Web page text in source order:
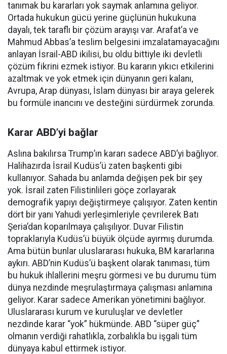
tanımak bu kararları yok saymak anlamına geliyor.
Ortada hukukun gücü yerine güçlünün hukukuna
dayalı, tek taraflı bir çözüm arayışı var. Arafat’a ve
Mahmud Abbas’a teslim belgesini imzalatamayacağını
anlayan İsrail-ABD ikilisi, bu oldu bittiyle iki devletli
çözüm fikrini ezmek istiyor. Bu kararın yıkıcı etkilerini
azaltmak ve yok etmek için dünyanın geri kalanı,
Avrupa, Arap dünyası, İslam dünyası bir araya gelerek
bu formüle inancını ve desteğini sürdürmek zorunda.
Karar ABD’yi bağlar
Aslına bakılırsa Trump’ın kararı sadece ABD’yi bağlıyor.
Halihazırda İsrail Kudüs’ü zaten başkenti gibi
kullanıyor. Sahada bu anlamda değişen pek bir şey
yok. İsrail zaten Filistinlileri göçe zorlayarak
demografik yapıyı değiştirmeye çalışıyor. Zaten kentin
dört bir yanı Yahudi yerleşimleriyle çevrilerek Batı
Şeria’dan koparılmaya çalışılıyor. Duvar Filistin
topraklarıyla Kudüs’ü büyük ölçüde ayırmış durumda.
Ama bütün bunlar uluslararası hukuka, BM kararlarına
aykırı. ABD’nin Kudüs’ü başkent olarak tanıması, tüm
bu hukuk ihlallerini meşru görmesi ve bu durumu tüm
dünya nezdinde meşrulaştırmaya çalışması anlamına
geliyor. Karar sadece Amerikan yönetimini bağlıyor.
Uluslararası kurum ve kuruluşlar ve devletler
nezdinde karar “yok” hükmünde. ABD “süper güç”
olmanın verdiği rahatlıkla, zorbalıkla bu işgali tüm
dünyaya kabul ettirmek istiyor.